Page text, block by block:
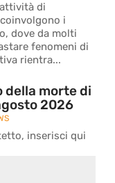
di
i
dove da molti
fenomeni di
rientra...
della morte di
2026
inserisci qui